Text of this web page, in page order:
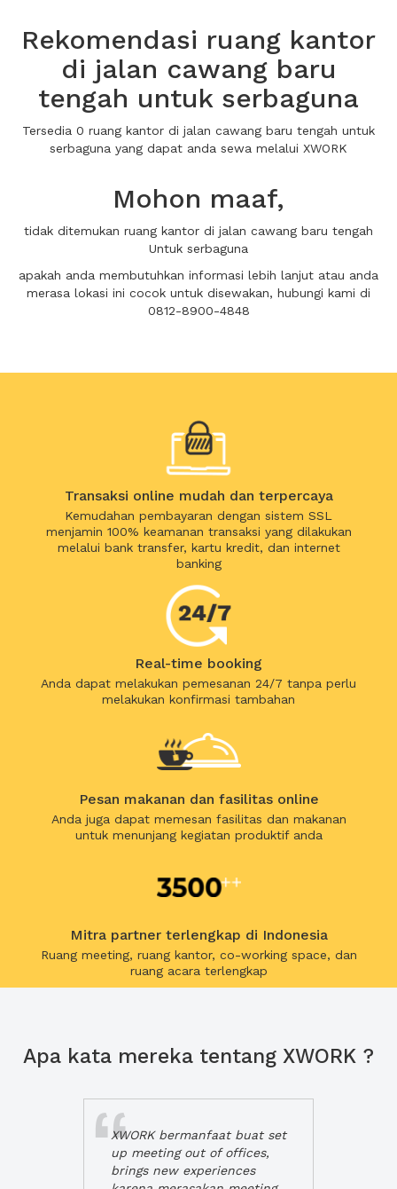
Rekomendasi ruang kantor
di jalan cawang baru
tengah untuk serbaguna
Tersedia 0 ruang kantor di jalan cawang baru tengah untuk
serbaguna yang dapat anda sewa melalui XWORK
Mohon maaf,
tidak ditemukan ruang kantor di jalan cawang baru tengah
Untuk serbaguna
apakah anda membutuhkan informasi lebih lanjut atau anda
merasa lokasi ini cocok untuk disewakan, hubungi kami di
0812-8900-4848
Transaksi online mudah dan terpercaya
Kemudahan pembayaran dengan sistem SSL
menjamin 100% keamanan transaksi yang dilakukan
melalui bank transfer, kartu kredit, dan internet
banking
Real-time booking
Anda dapat melakukan pemesanan 24/7 tanpa perlu
melakukan konfirmasi tambahan
Pesan makanan dan fasilitas online
Anda juga dapat memesan fasilitas dan makanan
untuk menunjang kegiatan produktif anda
Mitra partner terlengkap di Indonesia
Ruang meeting, ruang kantor, co-working space, dan
ruang acara terlengkap
Apa kata mereka tentang XWORK ?
XWORK bermanfaat buat set
up meeting out of offices,
brings new experiences